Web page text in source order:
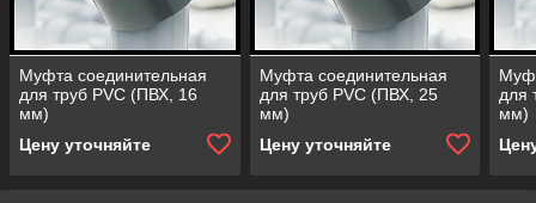
Муфта соединительная
для труб PVC (ПВХ, 16
мм)
Цену уточняйте
Муфта соединительная
для труб PVC (ПВХ, 25
мм)
Цену уточняйте
для
мм)